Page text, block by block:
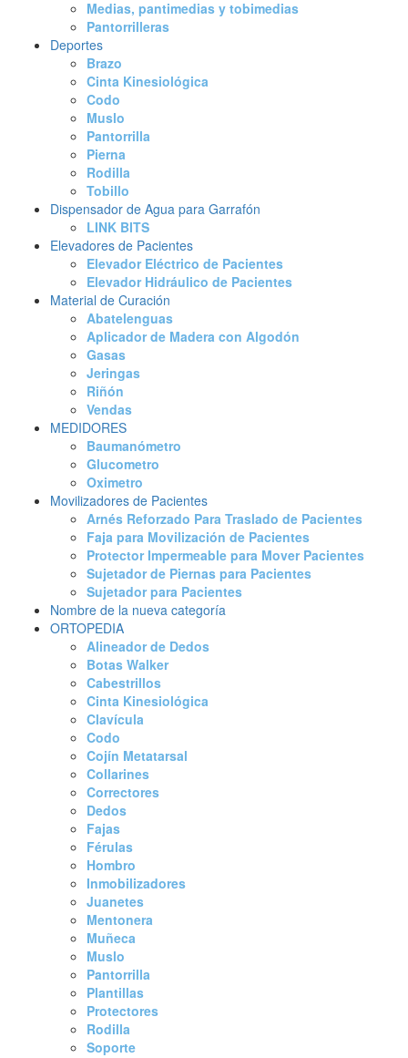
Medias, pantimedias y tobimedias
Pantorrilleras
Deportes
Brazo
Cinta Kinesiológica
Codo
Muslo
Pantorrilla
Pierna
Rodilla
Tobillo
Dispensador de Agua para Garrafón
LINK BITS
Elevadores de Pacientes
Elevador Eléctrico de Pacientes
Elevador Hidráulico de Pacientes
Material de Curación
Abatelenguas
Aplicador de Madera con Algodón
Gasas
Jeringas
Riñón
Vendas
MEDIDORES
Baumanómetro
Glucometro
Oximetro
Movilizadores de Pacientes
Arnés Reforzado Para Traslado de Pacientes
Faja para Movilización de Pacientes
Protector Impermeable para Mover Pacientes
Sujetador de Piernas para Pacientes
Sujetador para Pacientes
Nombre de la nueva categoría
ORTOPEDIA
Alineador de Dedos
Botas Walker
Cabestrillos
Cinta Kinesiológica
Clavícula
Codo
Cojín Metatarsal
Collarines
Correctores
Dedos
Fajas
Férulas
Hombro
Inmobilizadores
Juanetes
Mentonera
Muñeca
Muslo
Pantorrilla
Plantillas
Protectores
Rodilla
Soporte